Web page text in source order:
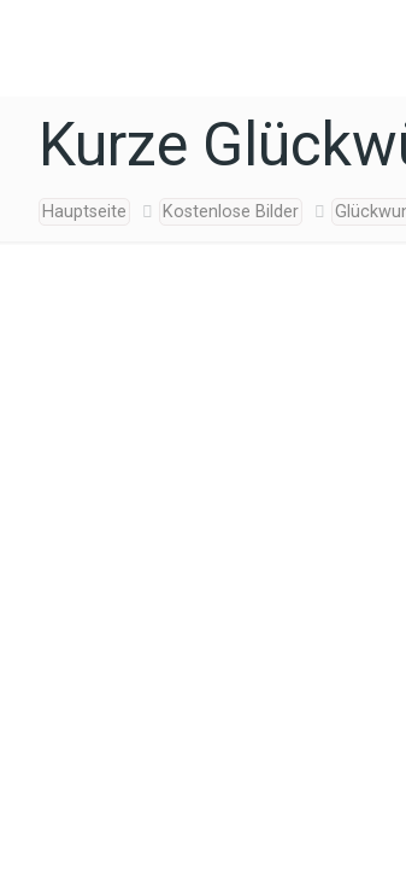
Kurze
Hauptseite Kostenlose Bilder